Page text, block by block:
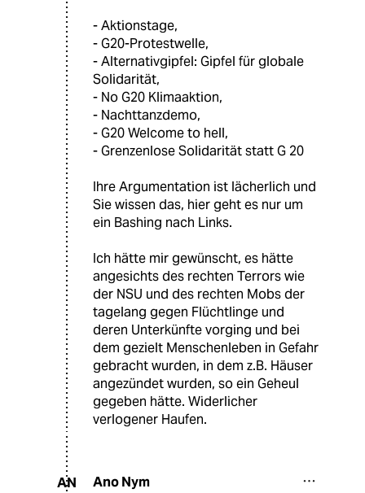
- Aktionstage,
- G20-Protestwelle,
- Alternativgipfel: Gipfel für globale
Solidarität,
- No G20 Klimaaktion,
- Nachttanzdemo,
- G20 Welcome to hell,
- Grenzenlose Solidarität statt G 20
Ihre Argumentation ist lächerlich und
Sie wissen das, hier geht es nur um
ein Bashing nach Links.
Ich hätte mir gewünscht, es hätte
angesichts des rechten Terrors wie
der NSU und des rechten Mobs der
tagelang gegen Flüchtlinge und
deren Unterkünfte vorging und bei
dem gezielt Menschenleben in Gefahr
gebracht wurden, in dem z.B. Häuser
angezündet wurden, so ein Geheul
gegeben hätte. Widerlicher
verlogener Haufen.
AN Ano Nym